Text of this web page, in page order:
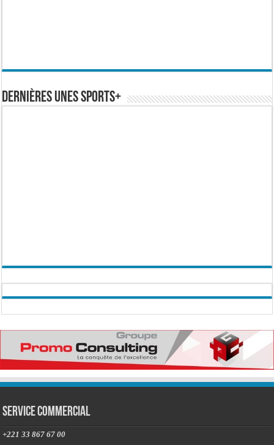
Dernières Unes Sports+
Service commercial
+221 33 867 67 00